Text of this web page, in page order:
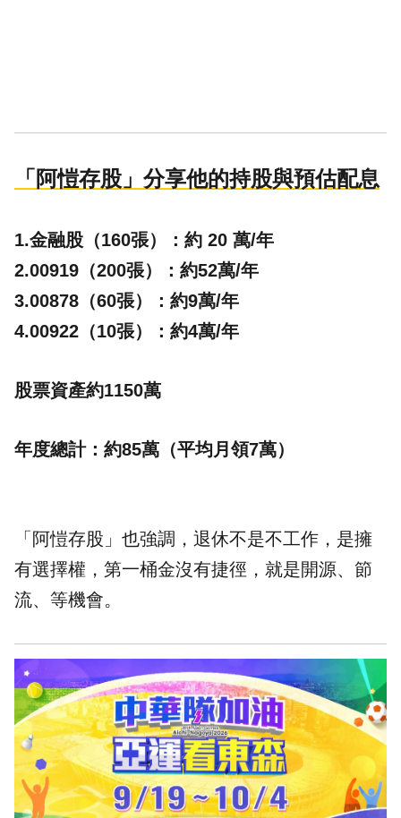
「阿愷存股」分享他的持股與預估配息
1.金融股（160張）：約 20 萬/年
2.00919（200張）：約52萬/年
3.00878（60張）：約9萬/年
4.00922（10張）：約4萬/年
股票資產約1150萬
年度總計：約85萬（平均月領7萬）
「阿愷存股」也強調，退休不是不工作，是擁
有選擇權，第一桶金沒有捷徑，就是開源、節
流、等機會。